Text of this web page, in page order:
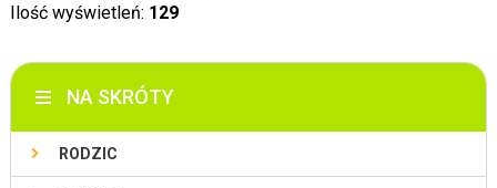
Ilość wyświetleń: 129
NA SKRÓTY
RODZIC